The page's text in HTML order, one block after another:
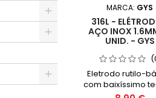
MARCA: GYS
316L -
AÇO INOX
UNID. - GYS
Eletrodo rutilo-
com baixíssimo
carbono,